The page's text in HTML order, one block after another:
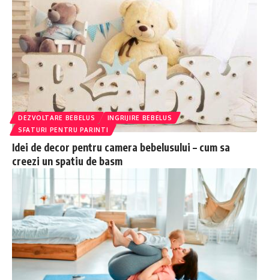
DEZVOLTARE BEBELUS
INGRIJIRE BEBELUS
SFATURI PENTRU PARINTI
Idei de decor pentru camera bebelusului – cum sa
creezi un spatiu de basm